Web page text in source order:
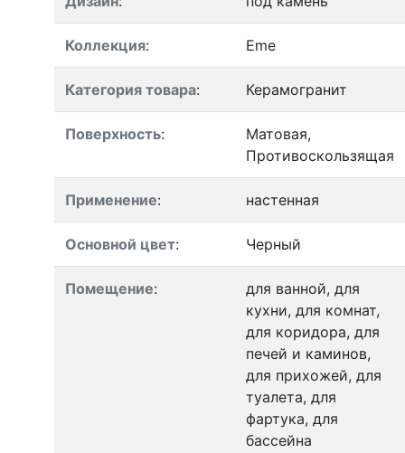
Коллекция: Eme
Категория товара: Керамогранит
Поверхность:
Матовая,
Противоскользящая
Применение: настенная
Основной цвет: Черный
Помещение:
для ванной, для
кухни, для комнат,
для коридора, для
печей и каминов,
для прихожей, для
туалета, для
фартука, для
бассейна